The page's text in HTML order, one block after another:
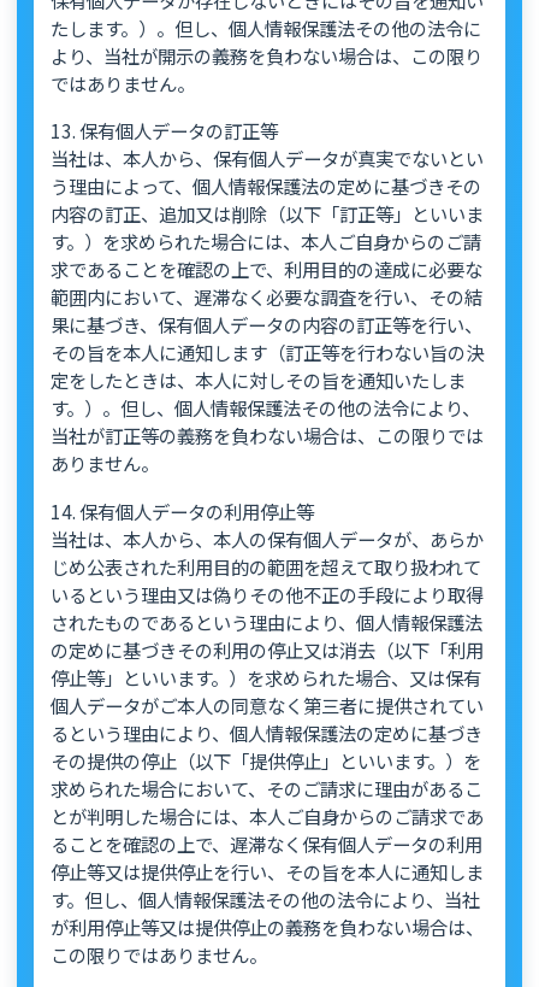
たします。）。但し、個人情報保護法その他の法令に
より、当社が開示の義務を負わない場合は、この限り
ではありません。
13. 保有個人データの訂正等
当社は、本人から、保有個人データが真実でないとい
う理由によって、個人情報保護法の定めに基づきその
内容の訂正、追加又は削除（以下「訂正等」といいま
す。）を求められた場合には、本人ご自身からのご請
求であることを確認の上で、利用目的の達成に必要な
範囲内において、遅滞なく必要な調査を行い、その結
果に基づき、保有個人データの内容の訂正等を行い、
その旨を本人に通知します（訂正等を行わない旨の決
定をしたときは、本人に対しその旨を通知いたしま
す。）。但し、個人情報保護法その他の法令により、
当社が訂正等の義務を負わない場合は、この限りでは
ありません。
14. 保有個人データの利用停止等
当社は、本人から、本人の保有個人データが、あらか
じめ公表された利用目的の範囲を超えて取り扱われて
いるという理由又は偽りその他不正の手段により取得
されたものであるという理由により、個人情報保護法
の定めに基づきその利用の停止又は消去（以下「利用
停止等」といいます。）を求められた場合、又は保有
個人データがご本人の同意なく第三者に提供されてい
るという理由により、個人情報保護法の定めに基づき
その提供の停止（以下「提供停止」といいます。）を
求められた場合において、そのご請求に理由があるこ
とが判明した場合には、本人ご自身からのご請求であ
ることを確認の上で、遅滞なく保有個人データの利用
停止等又は提供停止を行い、その旨を本人に通知しま
す。但し、個人情報保護法その他の法令により、当社
が利用停止等又は提供停止の義務を負わない場合は、
この限りではありません。